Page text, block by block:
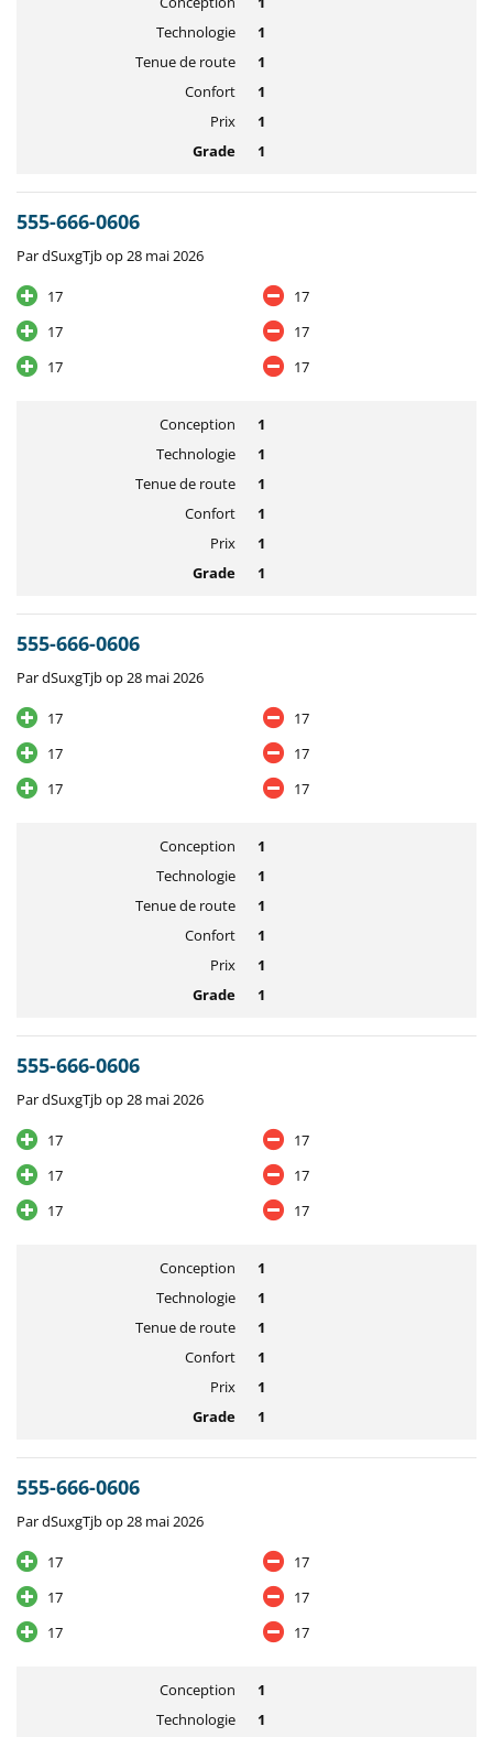
Technologie
1
Tenue de route
1
Confort
1
Prix
1
Grade
1
555-666-0606
Par dSuxgTjb op 28 mai 2026
17
17
17
17
17
17
Conception
1
Technologie
1
Tenue de route
1
Confort
1
Prix
1
Grade
1
555-666-0606
Par dSuxgTjb op 28 mai 2026
17
17
17
17
17
17
Conception
1
Technologie
1
Tenue de route
1
Confort
1
Prix
1
Grade
1
555-666-0606
Par dSuxgTjb op 28 mai 2026
17
17
17
17
17
17
Conception
1
Technologie
1
Tenue de route
1
Confort
1
Prix
1
Grade
1
555-666-0606
Par dSuxgTjb op 28 mai 2026
17
17
17
17
17
17
Conception
1
Technologie
1